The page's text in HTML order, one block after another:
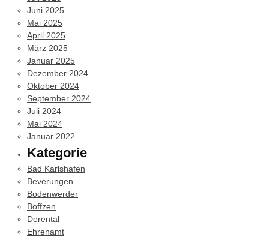
Juni 2025
Mai 2025
April 2025
März 2025
Januar 2025
Dezember 2024
Oktober 2024
September 2024
Juli 2024
Mai 2024
Januar 2022
Kategorie
Bad Karlshafen
Beverungen
Bodenwerder
Boffzen
Derental
Ehrenamt